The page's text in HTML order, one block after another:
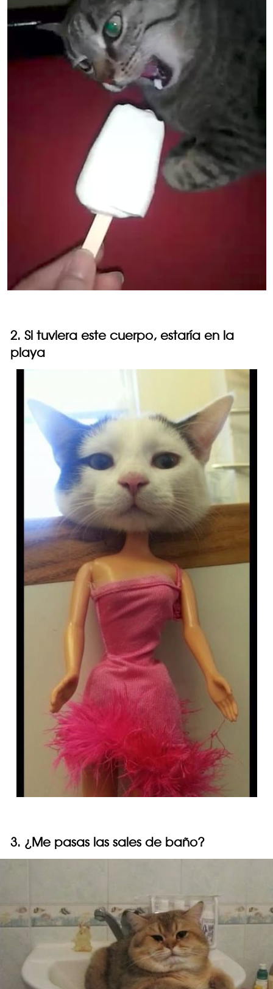
2. Si tuviera este cuerpo, estaría en la
playa
3. ¿Me pasas las sales de baño?